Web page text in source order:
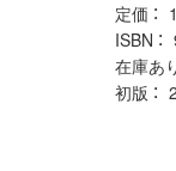
定価
ISBN
在庫あ
初版